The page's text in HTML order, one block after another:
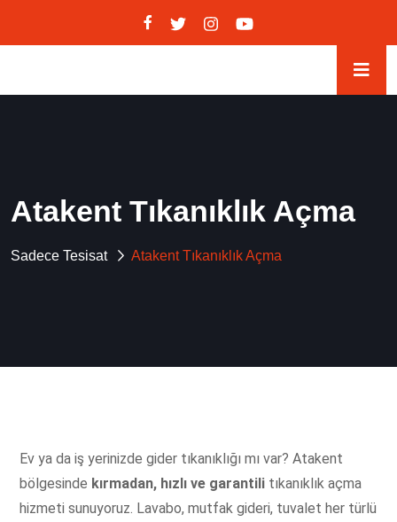
Atakent Tıkanıklık Açma
Sadece Tesisat Atakent Tıkanıklık Açma
Ev ya da iş yerinizde gider tıkanıklığı mı var? Atakent
bölgesinde kırmadan, hızlı ve garantili tıkanıklık açma
hizmeti sunuyoruz. Lavabo, mutfak gideri, tuvalet her türlü